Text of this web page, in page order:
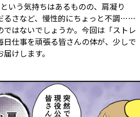
いう気持ちはあるものの、肩凝り
るさなど、慢性的にちょっと不調……
ではないでしょうか。今回は「ストレ
日仕事を頑張る皆さんの体が、少しで
けします。